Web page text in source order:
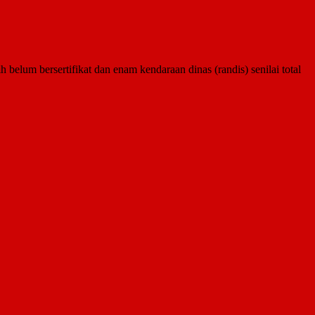
bersertifikat dan enam kendaraan dinas (randis) senilai total